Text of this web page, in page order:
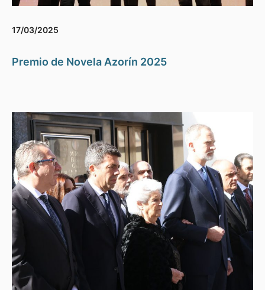
17/03/2025
Premio de Novela Azorín 2025